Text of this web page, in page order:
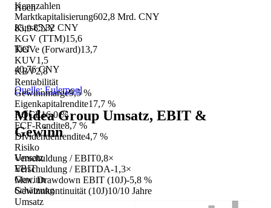
Kennzahlen
Marktkapitalisierung602,8 Mrd. CNY
Kurs85,32 CNY
KGV (TTM)15,6
KGVe (Forward)13,7
KUV1,5
KBV2,8
Rentabilität
Gewinnmarge9,5 %
Eigenkapitalrendite17,7 %
ROCE16,0 %
FCF-Rendite8,7 %
Dividendenrendite4,7 %
Risiko
Verschuldung / EBIT0,8×
Verschuldung / EBITDA-1,3×
Max. Drawdown EBIT (10J)-5,8 %
Gewinnkontinuität (10J)10/10 Jahre
Umsatz
Hoch
85,9 CNY
Tief
40,76 CNY
Quelle: Eulerpool
Midea Group Umsatz, EBIT &
Gewinn
Umsatz
EBIT
Gewinn
Schätzung